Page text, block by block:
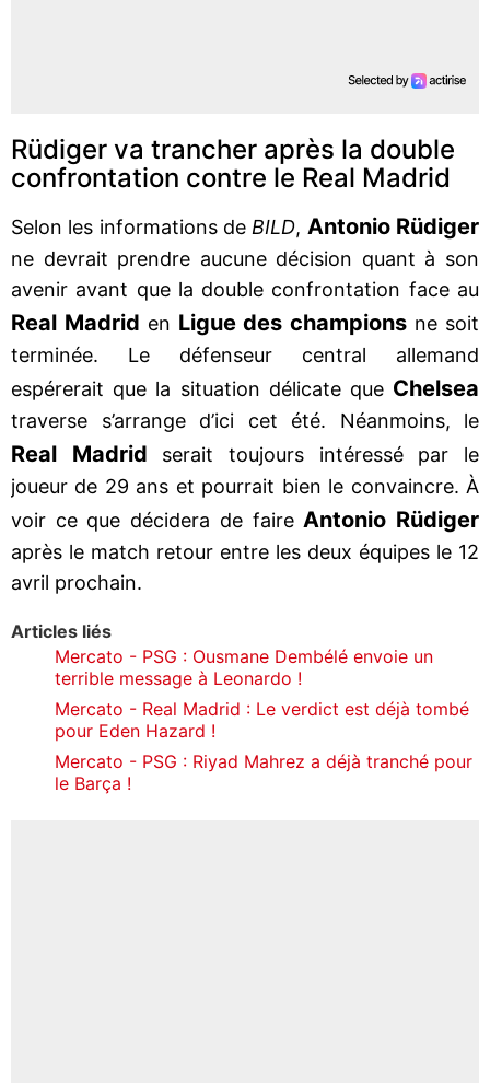
Rüdiger va trancher après la double
confrontation contre le Real Madrid
Selon les informations de BILD, Antonio Rüdiger
ne devrait prendre aucune décision quant à son
avenir avant que la double confrontation face au
Real Madrid en Ligue des champions ne soit
terminée. Le défenseur central allemand
espérerait que la situation délicate que Chelsea
traverse s’arrange d’ici cet été. Néanmoins, le
Real Madrid serait toujours intéressé par le
joueur de 29 ans et pourrait bien le convaincre. À
voir ce que décidera de faire Antonio Rüdiger
après le match retour entre les deux équipes le 12
avril prochain.
Articles liés
Mercato - PSG : Ousmane Dembélé envoie un
terrible message à Leonardo !
Mercato - Real Madrid : Le verdict est déjà tombé
pour Eden Hazard !
Mercato - PSG : Riyad Mahrez a déjà tranché pour
le Barça !